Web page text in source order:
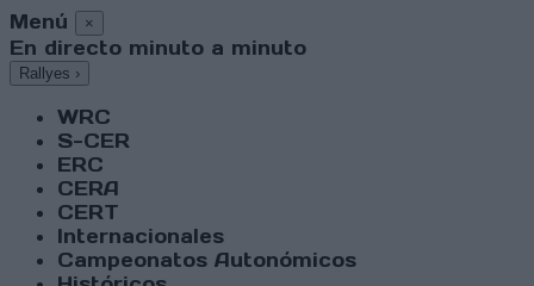
Menú ×
En directo minuto a minuto
Rallyes ›
WRC
S-CER
ERC
CERA
CERT
Internacionales
Campeonatos Autonómicos